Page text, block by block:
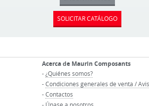
SOLICITAR CATÁLOGO
Acerca de Maurin Composants
-¿Quiénes somos?
-Condiciones generales de venta /
-Contactos